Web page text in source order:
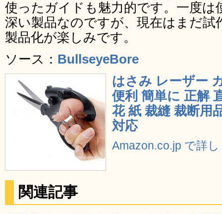
使ったガイドも魅力的です。一度は
深い製品なのですが、現在はまだ試
製品化が楽しみです。
ソース： BullseyeBore
はさみ レーザー
便利 簡単に 正解
花 紙 裁縫 裁断用
対応
Amazon.co.jp で詳
関連記事